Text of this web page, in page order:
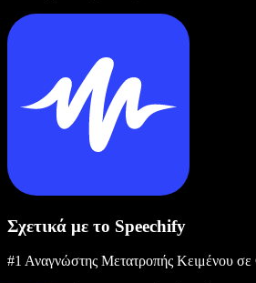
Σχετικά με το Speechify
#1 Αναγνώστης Μετατροπής Κειμένου σε